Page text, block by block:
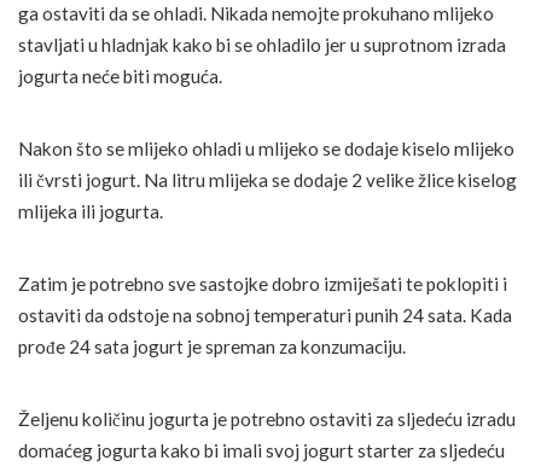
ga ostaviti da se ohladi. Nikada nemojte prokuhano mlijeko
stavljati u hladnjak kako bi se ohladilo jer u suprotnom izrada
jogurta neće biti moguća.
Nakon što se mlijeko ohladi u mlijeko se dodaje kiselo mlijeko
ili čvrsti jogurt. Na litru mlijeka se dodaje 2 velike žlice kiselog
mlijeka ili jogurta.
Zatim je potrebno sve sastojke dobro izmiješati te poklopiti i
ostaviti da odstoje na sobnoj temperaturi punih 24 sata. Kada
prođe 24 sata jogurt je spreman za konzumaciju.
Željenu količinu jogurta je potrebno ostaviti za sljedeću izradu
domaćeg jogurta kako bi imali svoj jogurt starter za sljedeću